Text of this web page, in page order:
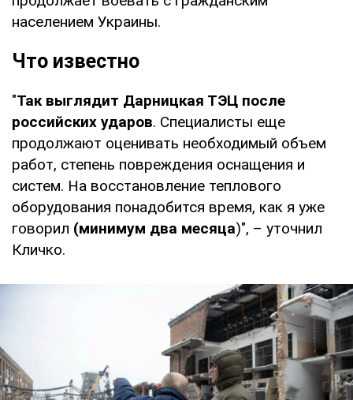
населением Украины.
Что известно
"Так выглядит Дарницкая ТЭЦ после
российских ударов. Специалисты еще
продолжают оценивать необходимый объем
работ, степень повреждения оснащения и
систем. На восстановление теплового
оборудования понадобится время, как я уже
говорил (минимум два месяца)", – уточнил
Кличко.